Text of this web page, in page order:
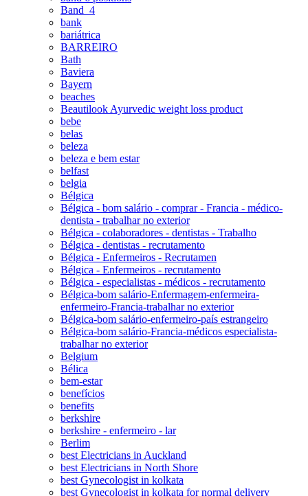
Band_4
bank
bariátrica
BARREIRO
Bath
Baviera
Bayern
beaches
Beautilook Ayurvedic weight loss product
bebe
belas
beleza
beleza e bem estar
belfast
belgia
Bélgica
Bélgica - bom salário - comprar - Francia - médico-
dentista - trabalhar no exterior
Bélgica - colaboradores - dentistas - Trabalho
Bélgica - dentistas - recrutamento
Bélgica - Enfermeiros - Recrutamen
Bélgica - Enfermeiros - recrutamento
Bélgica - especialistas - médicos - recrutamento
Bélgica-bom salário-Enfermagem-enfermeira-
enfermeiro-Francia-trabalhar no exterior
Bélgica-bom salário-enfermeiro-país estrangeiro
Bélgica-bom salário-Francia-médicos especialista-
trabalhar no exterior
Belgium
Bélica
bem-estar
benefícios
benefits
berkshire
berkshire - enfermeiro - lar
Berlim
best Electricians in Auckland
best Electricians in North Shore
best Gynecologist in kolkata
best Gynecologist in kolkata for normal delivery